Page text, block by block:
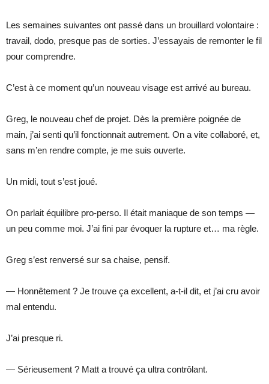
Les semaines suivantes ont passé dans un brouillard volontaire :
travail, dodo, presque pas de sorties. J’essayais de remonter le fil
pour comprendre.
C’est à ce moment qu’un nouveau visage est arrivé au bureau.
Greg, le nouveau chef de projet. Dès la première poignée de
main, j’ai senti qu’il fonctionnait autrement. On a vite collaboré, et,
sans m’en rendre compte, je me suis ouverte.
Un midi, tout s’est joué.
On parlait équilibre pro-perso. Il était maniaque de son temps —
un peu comme moi. J’ai fini par évoquer la rupture et… ma règle.
Greg s’est renversé sur sa chaise, pensif.
— Honnêtement ? Je trouve ça excellent, a-t-il dit, et j’ai cru avoir
mal entendu.
J’ai presque ri.
— Sérieusement ? Matt a trouvé ça ultra contrôlant.